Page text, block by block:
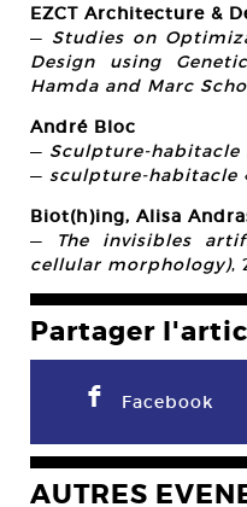
EZCT Architecture &
— Studies on
Design using
Hamda and Marc
André Bloc
— Sculpture-habitacle
— sculpture-habitacle
Biot(h)ing, Alisa
—
The invisibles
cellular morphology),
Partager
F Facebook
AUTRES